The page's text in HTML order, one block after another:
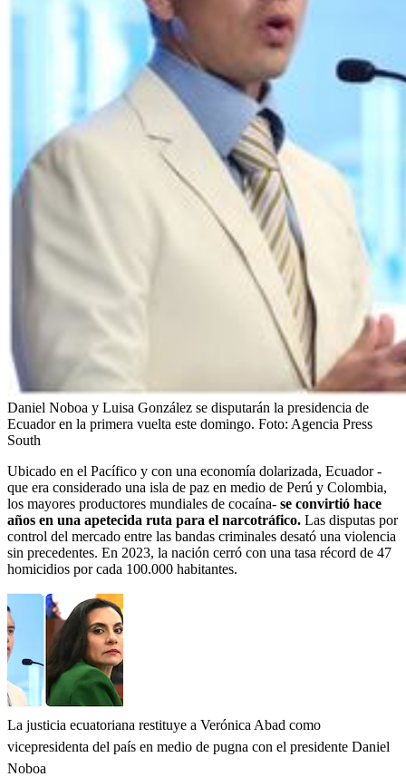
Daniel Noboa y Luisa González se disputarán la presidencia de
Ecuador en la primera vuelta este domingo. Foto: Agencia Press
South
Ubicado en el Pacífico y con una economía dolarizada, Ecuador -
que era considerado una isla de paz en medio de Perú y Colombia,
los mayores productores mundiales de cocaína- se convirtió hace
años en una apetecida ruta para el narcotráfico. Las disputas por
control del mercado entre las bandas criminales desató una violencia
sin precedentes. En 2023, la nación cerró con una tasa récord de 47
homicidios por cada 100.000 habitantes.
La justicia ecuatoriana restituye a Verónica Abad como
vicepresidenta del país en medio de pugna con el presidente Daniel
Noboa